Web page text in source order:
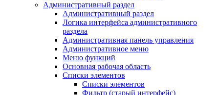
Административный раздел
Административный раздел
Логика интерфейса административного
раздела
Административная панель управления
Административное меню
Меню функций
Основная рабочая область
Списки элементов
Списки элементов
Фильтр (старый интерфейс)